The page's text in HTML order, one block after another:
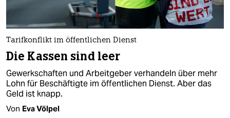
Tarifkonflikt im öffentlichen Dienst
Die Kassen sind leer
Gewerkschaften und Arbeitgeber verhandeln über mehr
Lohn für Beschäftigte im öffentlichen Dienst. Aber das
Geld ist knapp.
Von Eva Völpel